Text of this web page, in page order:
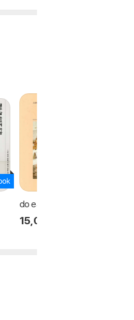
do eat again
15,000